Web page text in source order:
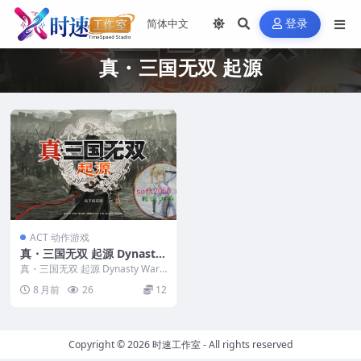
登录
真・三国无双 起源
ACT 动作游戏
真・三国无双 起源 Dynasty
Warriors: Origins WIN游戏
PC电脑游戏 适配系统WIN10
WIN11
真・三国无双 起源 Dynasty Warri
8 月前 26 12
Copyright © 2026时速工作室- All rights reserved